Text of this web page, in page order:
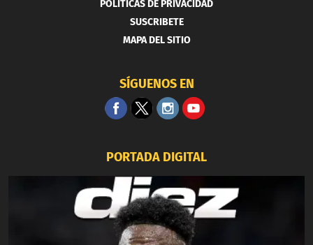
POLITICAS DE PRIVACIDAD
SUSCRIBETE
MAPA DEL SITIO
SÍGUENOS EN
PORTADA DIGITAL